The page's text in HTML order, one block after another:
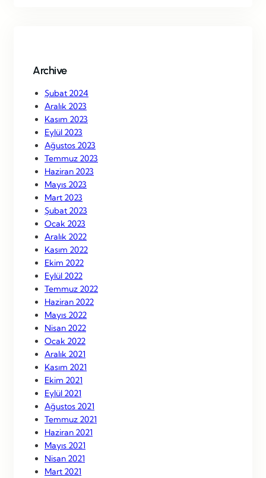
Archive
Şubat 2024
Aralık 2023
Kasım 2023
Eylül 2023
Ağustos 2023
Temmuz 2023
Haziran 2023
Mayıs 2023
Mart 2023
Şubat 2023
Ocak 2023
Aralık 2022
Kasım 2022
Ekim 2022
Eylül 2022
Temmuz 2022
Haziran 2022
Mayıs 2022
Nisan 2022
Ocak 2022
Aralık 2021
Kasım 2021
Ekim 2021
Eylül 2021
Ağustos 2021
Temmuz 2021
Haziran 2021
Mayıs 2021
Nisan 2021
Mart 2021